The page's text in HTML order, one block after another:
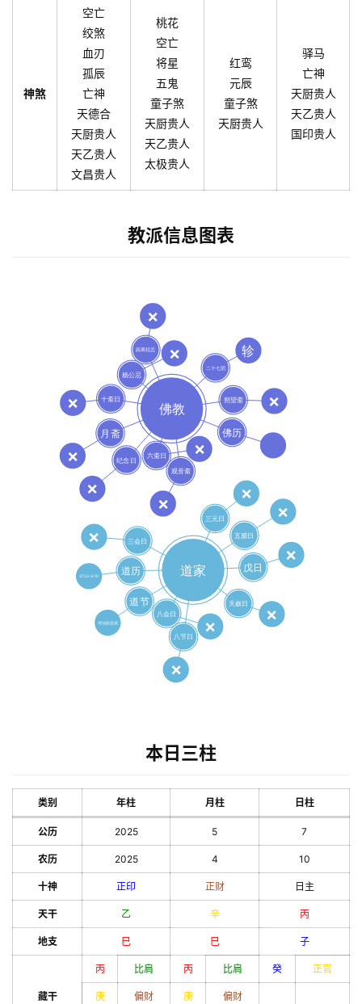
神煞
空亡
绞煞
血刃
孤辰
亡神
天德合
天厨贵人
天乙贵人
文昌贵人
桃花
空亡
将星
五鬼
童子煞
天厨贵人
天乙贵人
太极贵人
红鸾
元辰
童子煞
天厨贵人
驿马
亡神
天厨贵人
天乙贵人
国印贵人
教派信息图表
本日三柱
类别 年柱 月柱 日柱
公历 2025 5 7
农历 2025 4 10
十神 正印 正财 日主
天干 乙 辛 丙
地支 巳 巳 子
藏干
丙 比肩 丙 比肩 癸 正官
庚 偏财 庚 偏财